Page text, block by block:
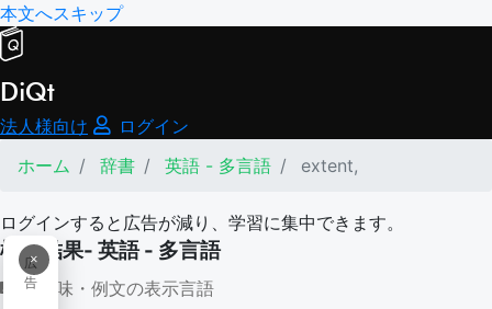
本文へスキップ
DiQt
法人様向け
ログイン
ホーム
辞書 英語 - 多言語 extent,
ログインすると広告が減り、学習に集中できます。
×
広
告
検索結果- 英語 - 多言語
意味・例文の表示言語